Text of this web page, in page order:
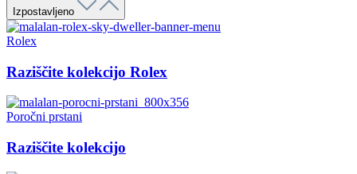
Izpostavljeno
Rolex
Raziščite kolekcijo Rolex
Poročni prstani
Raziščite kolekcijo